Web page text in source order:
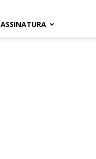
ASSINATURA